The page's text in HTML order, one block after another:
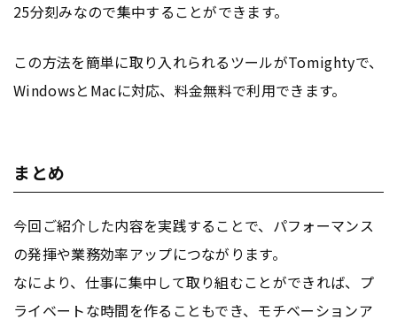
25分刻みなので集中することができます。
この方法を簡単に取り入れられるツールがTomightyで、
WindowsとMacに対応、料金無料で利用できます。
まとめ
今回ご紹介した内容を実践することで、パフォーマンス
の発揮や業務効率アップにつながります。
なにより、仕事に集中して取り組むことができれば、プ
ライベートな時間を作ることもでき、モチベーションア